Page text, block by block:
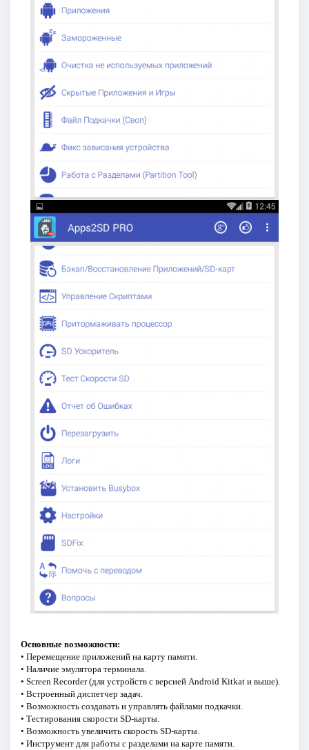
Основные возможности:
• Перемещение приложений на карту памяти.
• Наличие эмулятора терминала.
• Screen Recorder (для устройств с версией Android Kitkat и выше).
• Встроенный диспетчер задач.
• Возможность создавать и управлять файлами подкачки.
• Тестирования скорости SD-карты.
• Возможность увеличить скорость SD-карты.
• Инструмент для работы с разделами на карте памяти.